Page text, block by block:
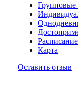
Групповые
Карта
Оставить отзыв